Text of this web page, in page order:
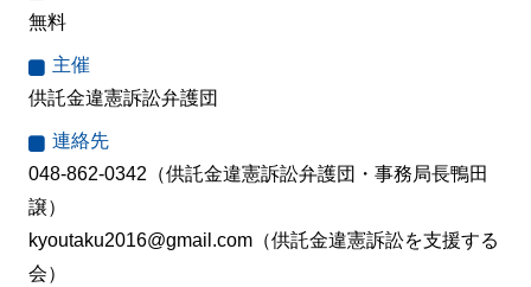
無料
主催
供託金違憲訴訟弁護団
連絡先
048-862-0342（供託金違憲訴訟弁護団・事務局長鴨田
譲）
kyoutaku2016@gmail.com（供託金違憲訴訟を支援する
会）